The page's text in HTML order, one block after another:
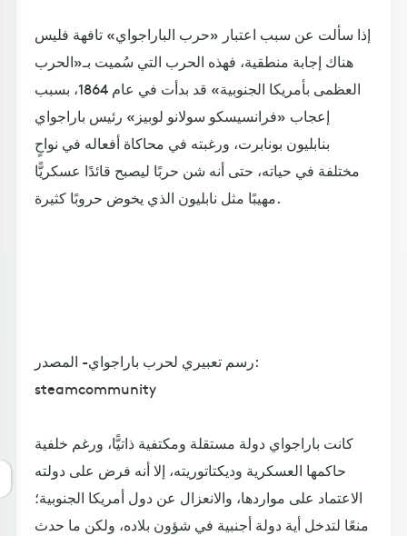
إذا سألت عن سبب اعتبار «حرب الباراجواي» تافهة فليس
هناك إجابة منطقية، فهذه الحرب التي سُميت بـ«الحرب
العظمى بأمريكا الجنوبية» قد بدأت في عام 1864، بسبب
إعجاب «فرانسيسكو سولانو لوبيز» رئيس باراجواي
بنابليون بونابرت، ورغبته في محاكاة أفعاله في نواحٍ
مختلفة في حياته، حتى أنه شن حربًا ليصبح قائدًا عسكريًّا
مهيبًا مثل نابليون الذي يخوض حروبًا كثيرة.
رسم تعبيري لحرب باراجواي- المصدر:
steamcommunity
كانت باراجواي دولة مستقلة ومكتفية ذاتيًّا، ورغم خلفية
حاكمها العسكرية وديكتاتوريته، إلا أنه فرض على دولته
الاعتماد على مواردها، والانعزال عن دول أمريكا الجنوبية؛
منعًا لتدخل أية دولة أجنبية في شؤون بلاده، ولكن ما حدث